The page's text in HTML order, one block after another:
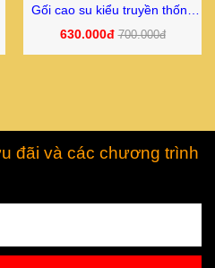
Gối cao su kiểu truyền thống
40*60*14 cm
630.000đ 700.000đ
đãi và các chương trình